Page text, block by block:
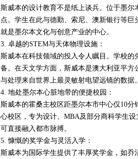
斯威本的设计教育不是纸上谈兵。位于墨
点。学生在此与德勤、索尼、澳新银行等
就是墨尔本文化与创意产业的中心。
3. 卓越的STEM与天体物理设施：
斯威本在科技领域的投入令人瞩目。学校
备。在天文学方面，斯威本是澳大利亚平
与处理来自世界上最灵敏射电望远镜的数据。
4. 地处墨尔本心脏地带的便捷校园：
斯威本的霍桑主校区距墨尔本市中心仅10
心校区，专为设计、MBA及部分商科学生
可直接融入都市脉搏。
5. 慷慨的奖学金与灵活入学：
斯威本为国际学生提供了丰厚奖学金，如乔